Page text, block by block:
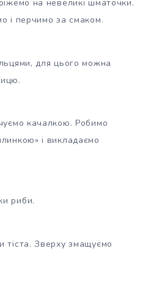
на невеликі шматочки.
і перчимо за смаком.
для цього можна
качалкою. Робимо
і викладаємо
риби.
тіста. Зверху змащуємо